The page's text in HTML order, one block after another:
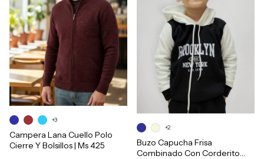
Campera Lana Cuello Polo
Cierre Y Bolsillos | Ms 425
+3
Buzo Capucha Frisa
Combinado Con Corderito
+2